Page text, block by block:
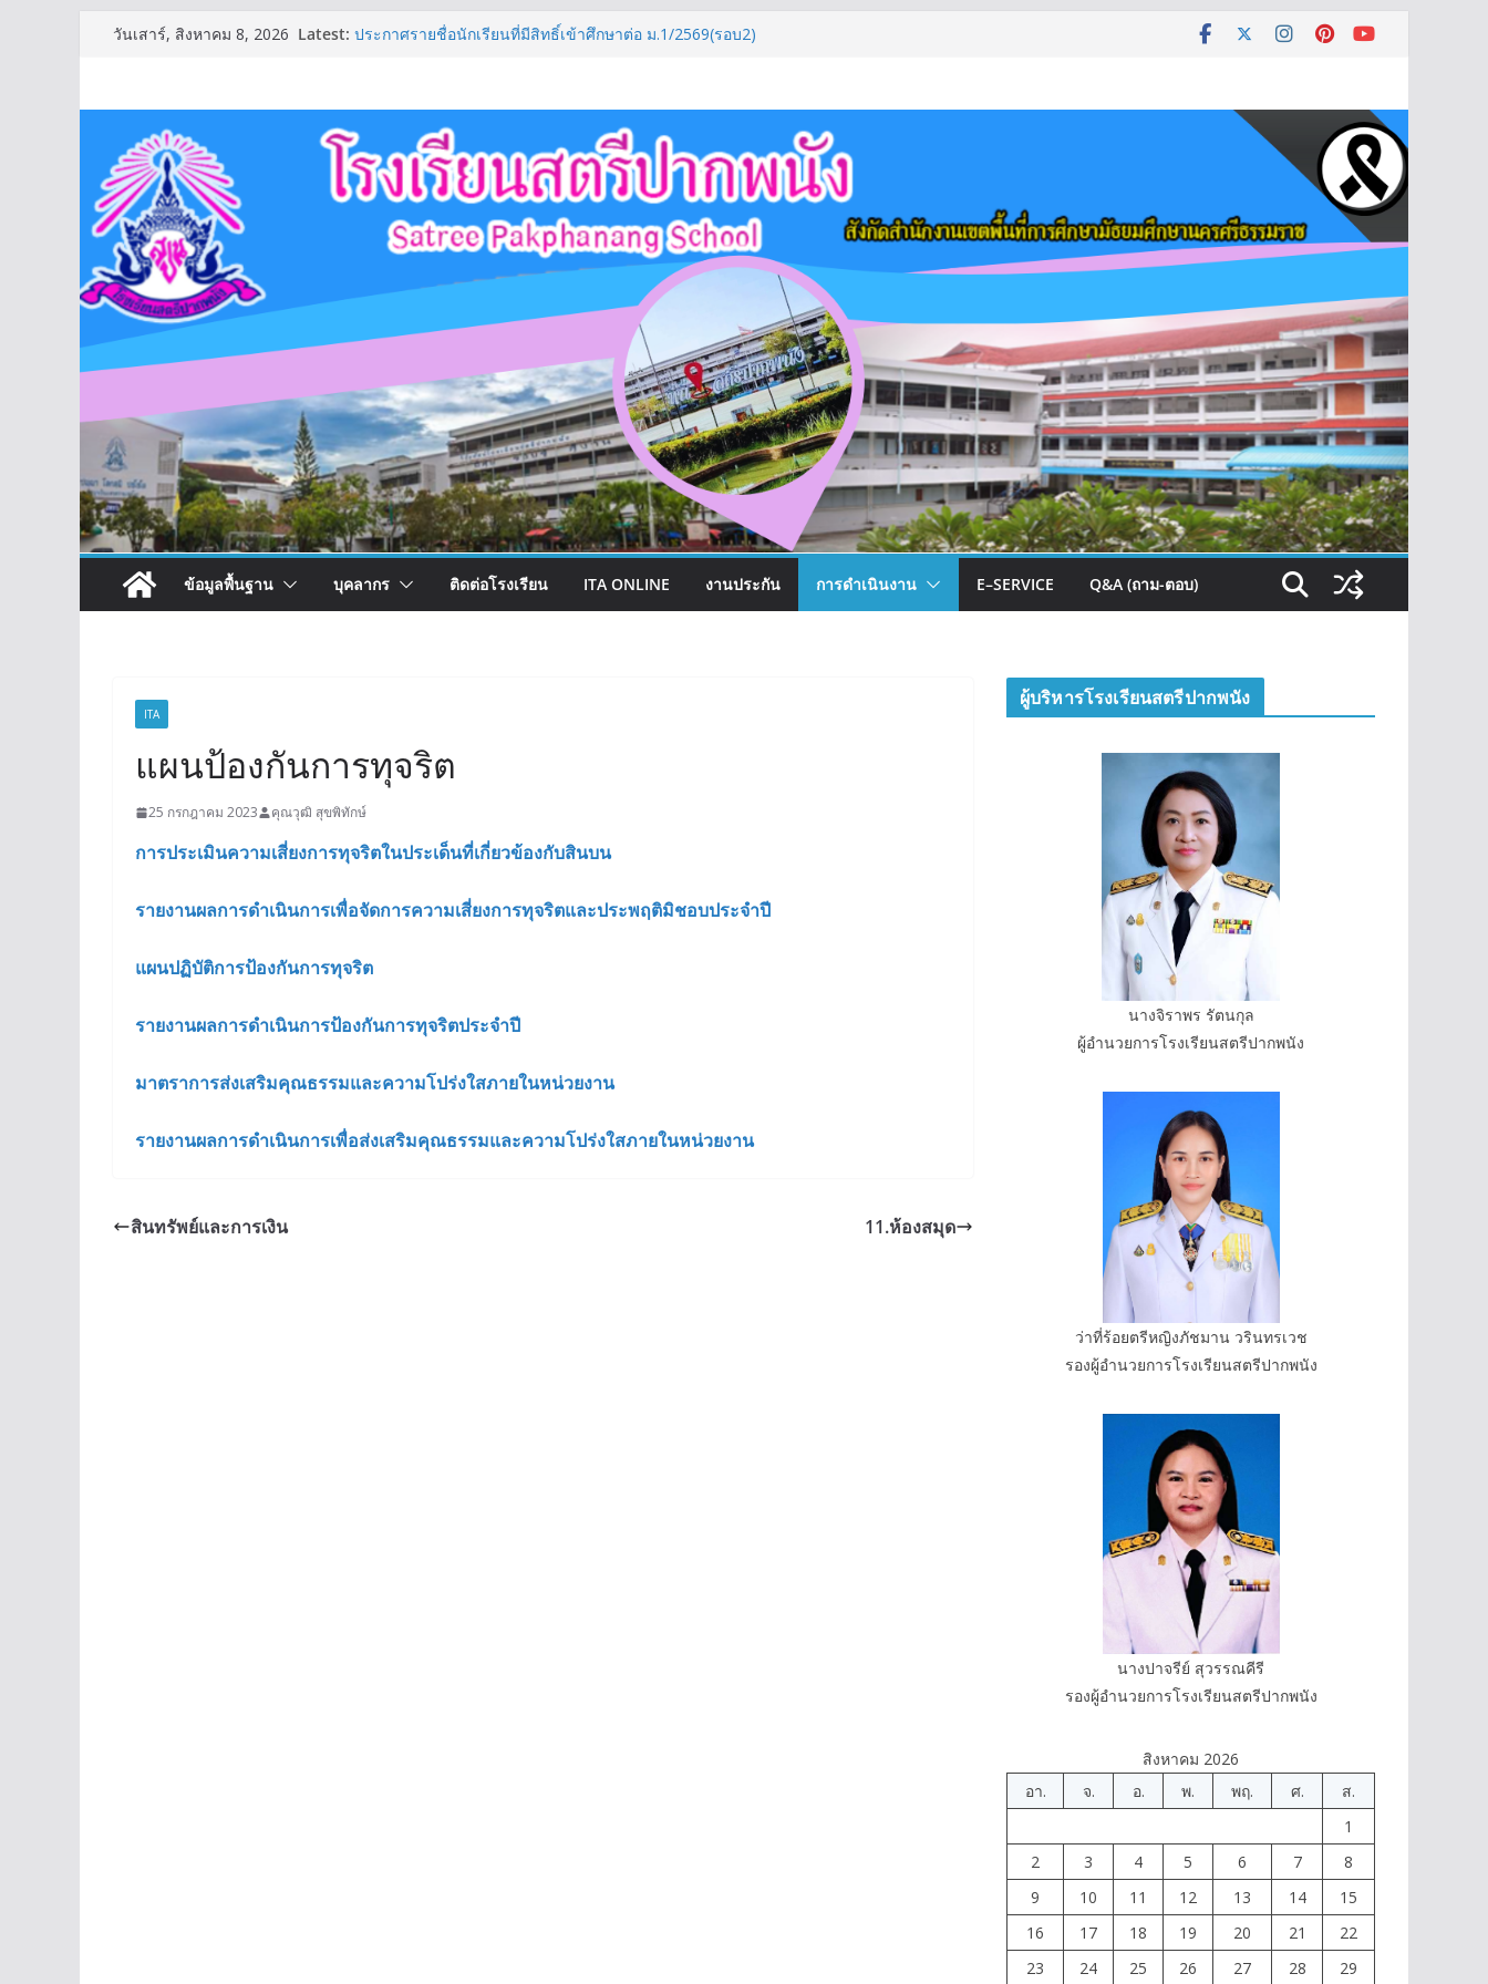
วันเสาร์, สิงหาคม 8, 2026 Latest: ประกาศรายชื่อนักเรียนที่มีสิทธิ์เข้าศึกษาต่อ ม.1/2569(รอบ2)
ประกาศรายชื่อนักเรียนที่มีสิทธิ์เข้าศึกษาต่อระดับชั้น ม.4/2569
(รอบ2)
ข้อมูลพื้นฐาน บุคลากร ติดต่อโรงเรียน ITA ONLINE งานประกัน การดำเนินงาน E–SERVICE Q&A (ถาม-ตอบ)
ITA
แผนป้องกันการทุจริต
25 กรกฎาคม 2023 คุณวุฒิ สุขพิทักษ์
การประเมินความเสี่ยงการทุจริตในประเด็นที่เกี่ยวข้องกับสินบน
รายงานผลการดำเนินการเพื่อจัดการความเสี่ยงการทุจริตและประพฤติมิชอบประจำปี
แผนปฏิบัติการป้องกันการทุจริต
รายงานผลการดำเนินการป้องกันการทุจริตประจำปี
มาตราการส่งเสริมคุณธรรมและความโปร่งใสภายในหน่วยงาน
รายงานผลการดำเนินการเพื่อส่งเสริมคุณธรรมและความโปร่งใสภายในหน่วยงาน
สินทรัพย์และการเงิน 11.ห้องสมุด
ผู้บริหารโรงเรียนสตรีปากพนัง
นางจิราพร รัตนกุล
ผู้อำนวยการโรงเรียนสตรีปากพนัง
ว่าที่ร้อยตรีหญิงภัชมาน วรินทรเวช
รองผู้อำนวยการโรงเรียนสตรีปากพนัง
นางปาจรีย์ สุวรรณคีรี
รองผู้อำนวยการโรงเรียนสตรีปากพนัง
สิงหาคม 2026
อา.
จ. อ. พ. พฤ. ศ.
ส.
1
2
3 4 5 6 7
8
9
10 11 12 13 14
15
16
17 18 19 20 21
22
23
24 25 26 27 28
29